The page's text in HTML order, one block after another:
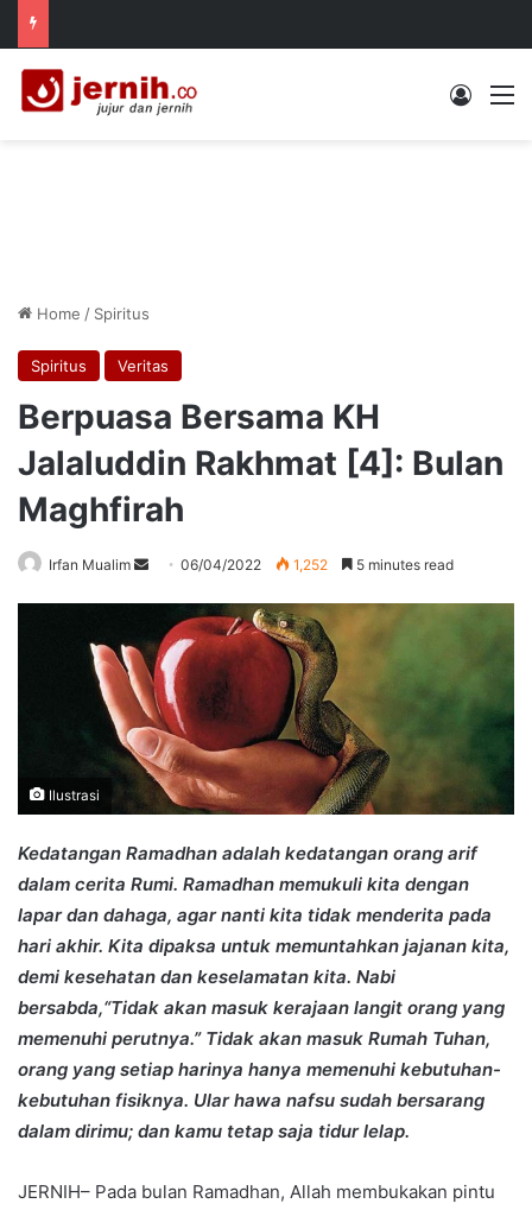
Log In
Home / Spiritus
Spiritus Veritas
Berpuasa Bersama KH
Jalaluddin Rakhmat [4]: Bulan
Maghfirah
Irfan Mualim
Send
email
06/04/2022 1,252 5 minutes read
Ilustrasi
Kedatangan Ramadhan adalah kedatangan orang arif
dalam cerita Rumi. Ramadhan memukuli kita dengan
lapar dan dahaga, agar nanti kita tidak menderita pada
hari akhir. Kita dipaksa untuk memuntahkan jajanan kita,
demi kesehatan dan keselamatan kita. Nabi
bersabda,“Tidak akan masuk kerajaan langit orang yang
memenuhi perutnya.” Tidak akan masuk Rumah Tuhan,
orang yang setiap harinya hanya memenuhi kebutuhan-
kebutuhan fisiknya. Ular hawa nafsu sudah bersarang
dalam dirimu; dan kamu tetap saja tidur lelap.
JERNIH– Pada bulan Ramadhan, Allah membukakan pintu